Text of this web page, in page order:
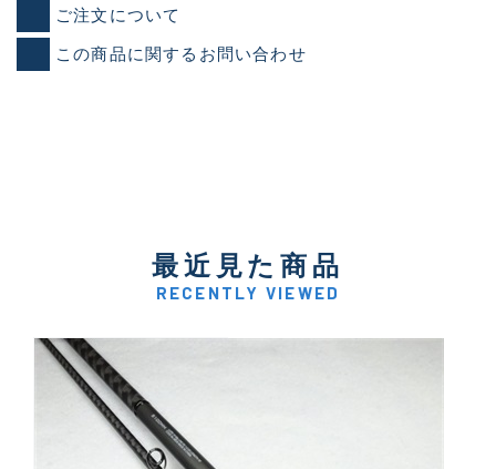
ご注文について
この商品に関するお問い合わせ
最近見た商品
RECENTLY VIEWED